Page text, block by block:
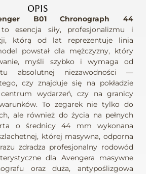
OPIS
B01 Chronograph 44
to esencja siły, profesjonalizmu i
którą od lat reprezentuje linia
powstał dla mężczyzny, który
myśli szybko i wymaga od
absolutnej niezawodności —
czy znajduje się na pokładzie
wydarzeń, czy na granicy
To zegarek nie tylko do
ale również do życia na pełnych
o średnicy 44 mm wykonana
której masywna, odporna
zdradza profesjonalny rodowód
dla Avengera masywne
oraz duża, antypoślizgowa